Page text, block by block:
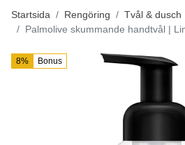
Startsida Rengöring Tvål & dusch
Palmolive skummande handtvål |
8% Bonus